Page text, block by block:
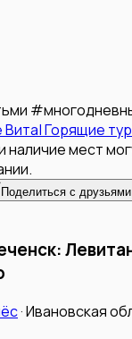
#
Горящие
наличие мест
Поделиться с друзьями
·Ивановская